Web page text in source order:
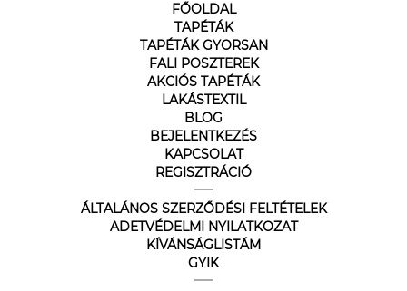
FŐOLDAL
TAPÉTÁK
TAPÉTÁK GYORSAN
FALI POSZTEREK
AKCIÓS TAPÉTÁK
LAKÁSTEXTIL
BLOG
BEJELENTKEZÉS
KAPCSOLAT
REGISZTRÁCIÓ
ÁLTALÁNOS SZERZŐDÉSI FELTÉTELEK
ADETVÉDELMI NYILATKOZAT
KÍVÁNSÁGLISTÁM
GYIK